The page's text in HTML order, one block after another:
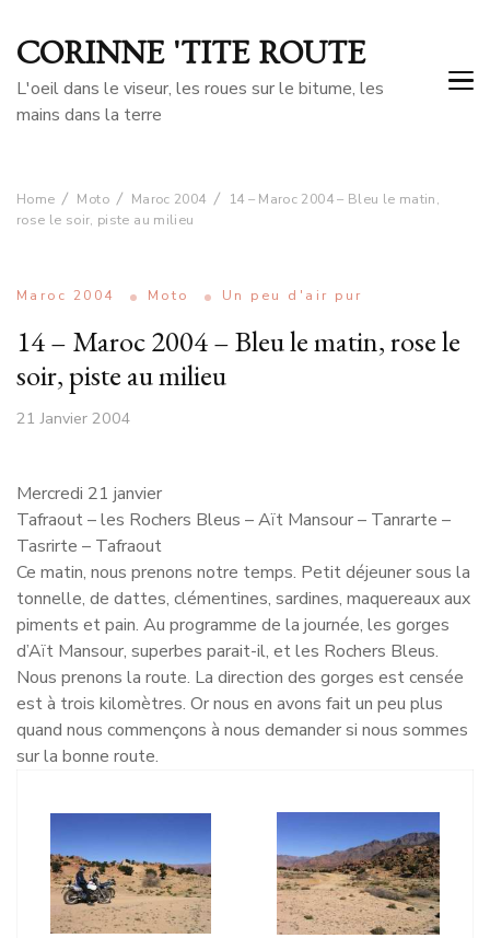
CORINNE 'TITE ROUTE
L'oeil dans le viseur, les roues sur le bitume, les
mains dans la terre
Home Moto Maroc 2004
14 – Maroc 2004 – Bleu le matin,
rose le soir, piste au milieu
Maroc 2004 Moto Un peu d'air pur
14 – Maroc 2004 – Bleu le matin, rose le
soir, piste au milieu
21 Janvier 2004
Mercredi 21 janvier
Tafraout – les Rochers Bleus – Aït Mansour – Tanrarte –
Tasrirte – Tafraout
Ce matin, nous prenons notre temps. Petit déjeuner sous la
tonnelle, de dattes, clémentines, sardines, maquereaux aux
piments et pain. Au programme de la journée, les gorges
d’Aït Mansour, superbes parait-il, et les Rochers Bleus.
Nous prenons la route. La direction des gorges est censée
est à trois kilomètres. Or nous en avons fait un peu plus
quand nous commençons à nous demander si nous sommes
sur la bonne route.